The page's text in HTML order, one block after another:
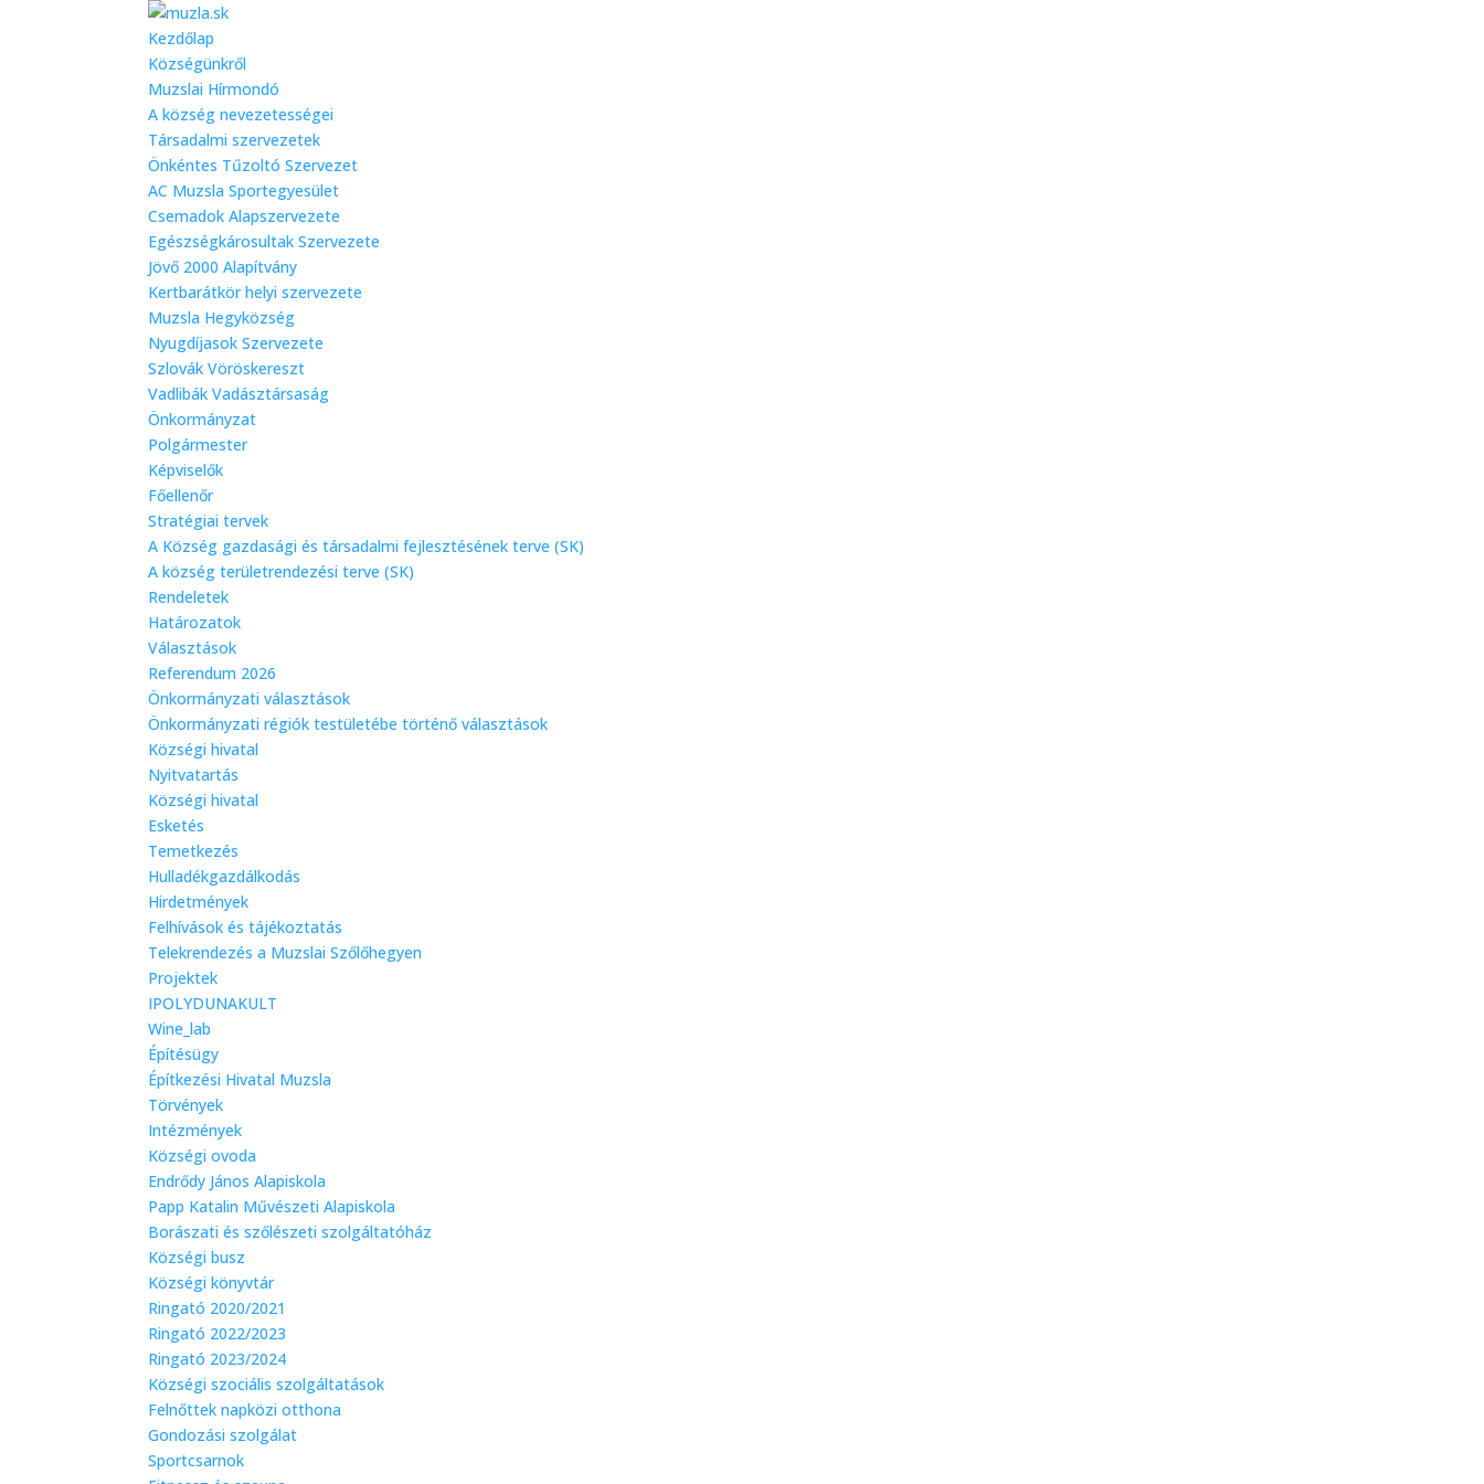
Kezdőlap
Községünkről
Muzslai Hírmondó
A község nevezetességei
Társadalmi szervezetek
Önkéntes Tűzoltó Szervezet
AC Muzsla Sportegyesület
Csemadok Alapszervezete
Egészségkárosultak Szervezete
Jövő 2000 Alapítvány
Kertbarátkör helyi szervezete
Muzsla Hegyközség
Nyugdíjasok Szervezete
Szlovák Vöröskereszt
Vadlibák Vadásztársaság
Önkormányzat
Polgármester
Képviselők
Főellenőr
Stratégiai tervek
A Község gazdasági és társadalmi fejlesztésének terve (SK)
A község területrendezési terve (SK)
Rendeletek
Határozatok
Választások
Referendum 2026
Önkormányzati választások
Önkormányzati régiók testületébe történő választások
Községi hivatal
Nyitvatartás
Községi hivatal
Esketés
Temetkezés
Hulladékgazdálkodás
Hirdetmények
Felhívások és tájékoztatás
Telekrendezés a Muzslai Szőlőhegyen
Projektek
IPOLYDUNAKULT
Wine_lab
Építésügy
Építkezési Hivatal Muzsla
Törvények
Intézmények
Községi ovoda
Endrődy János Alapiskola
Papp Katalin Művészeti Alapiskola
Borászati és szőlészeti szolgáltatóház
Községi busz
Községi könyvtár
Ringató 2020/2021
Ringató 2022/2023
Ringató 2023/2024
Községi szociális szolgáltatások
Felnőttek napközi otthona
Gondozási szolgálat
Sportcsarnok